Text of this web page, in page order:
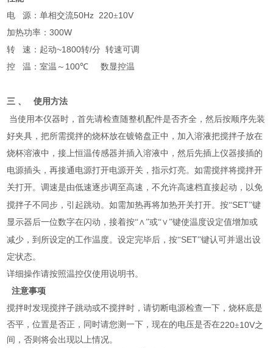
电
源：单相交流50Hz 220±10V
加热功率：300W
转 速：起动~1800转/分
转速可调
控
温：室温～ 100℃ 数显控温
三 、
使用方法
当使用本仪器时，首先请检查随整机配件是否齐全，然后按顺序先装
好夹具，把所需搅拌的烧杯放在镀铬盘正中，加入溶液把搅拌子放在
烧杯溶液中，接上恒温传感器并插入溶液中，然后先插上仪器接插的
电源插头，再接通电源打开电源开关，指示灯亮。如需搅拌将搅拌开
关打开。调速是由低速逐步调至高速，不允许高速档直接起动，以免
搅拌子不同步，引起跳动。如需加热再将加热开关打开。按“SET”键
显示器后一位数字在闪动，接着按“∧”或“∨”键使温度设定值增加或
减少，到所设定的工作温度。设定完毕后，按“SET”键认可并退出设
定状态。
详细操作请按照温控仪使用说明书。
注意事项
搅拌时发现搅拌子跳动或不搅拌时，请切断电源检查一下，烧杯底是
否平，位置是否正，同时请您测一下，现在的电压是否在220±10V之
间，否则将会出现以上情况。